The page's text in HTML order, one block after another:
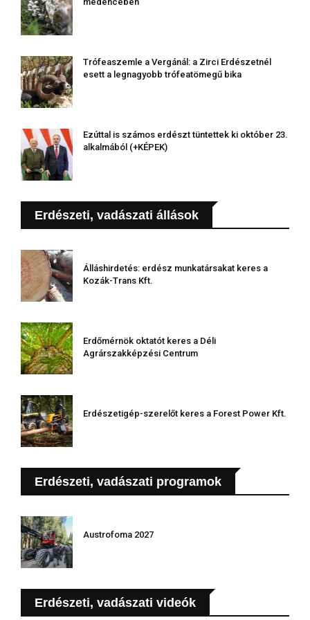
Trófeaszemle a Vergánál: a Zirci Erdészetnél
esett a legnagyobb trófeatömegű bika
Ezúttal is számos erdészt tüntettek ki október 23.
alkalmából (+KÉPEK)
Erdészeti, vadászati állások
Álláshirdetés: erdész munkatársakat keres a
Kozák-Trans Kft.
Erdőmérnök oktatót keres a Déli
Agrárszakképzési Centrum
Erdészetigép-szerelőt keres a Forest Power Kft.
Erdészeti, vadászati programok
Austrofoma 2027
Erdészeti, vadászati videók